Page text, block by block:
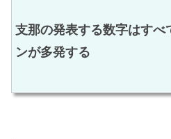
支那の発表する数字はすべ
ンが多発する